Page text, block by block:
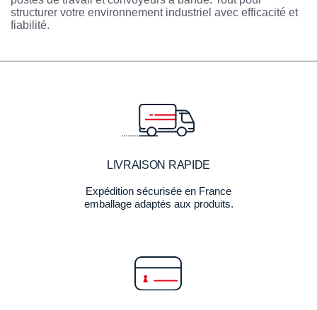
structurer votre environnement industriel avec efficacité et
fiabilité.
LIVRAISON RAPIDE
Expédition sécurisée en France
emballage adaptés aux produits.